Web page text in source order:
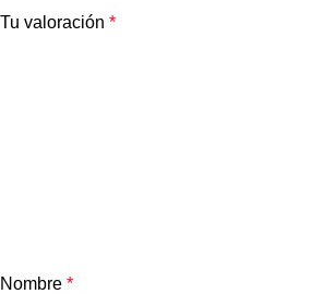
Tu valoración *
Nombre *